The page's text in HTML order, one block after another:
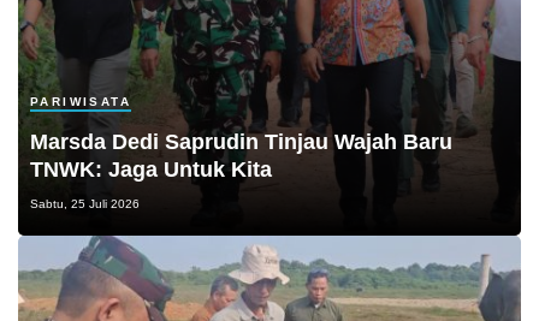
PARIWISATA
Marsda Dedi Saprudin Tinjau Wajah Baru
TNWK: Jaga Untuk Kita
Sabtu, 25 Juli 2026